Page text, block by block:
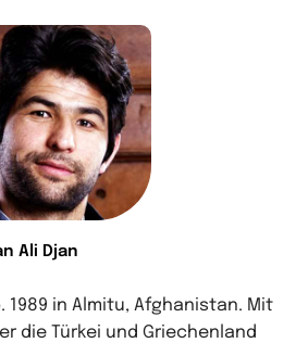
Ali Djan
1989 in Almitu, Afghanistan. Mit
die Türkei und Griechenland